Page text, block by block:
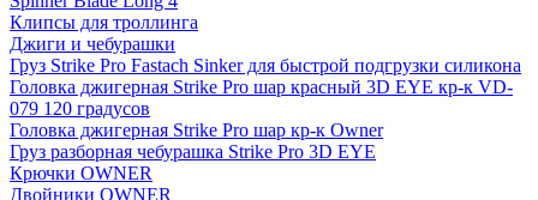
Клипсы для троллинга
Джиги и чебурашки
Груз Strike Pro Fastach Sinker для быстрой подгрузки силикона
Головка джигерная Strike Pro шар красный 3D EYE кр-к VD-
079 120 градусов
Головка джигерная Strike Pro шар кр-к Owner
Груз разборная чебурашка Strike Pro 3D EYE
Крючки OWNER
Двойники OWNER